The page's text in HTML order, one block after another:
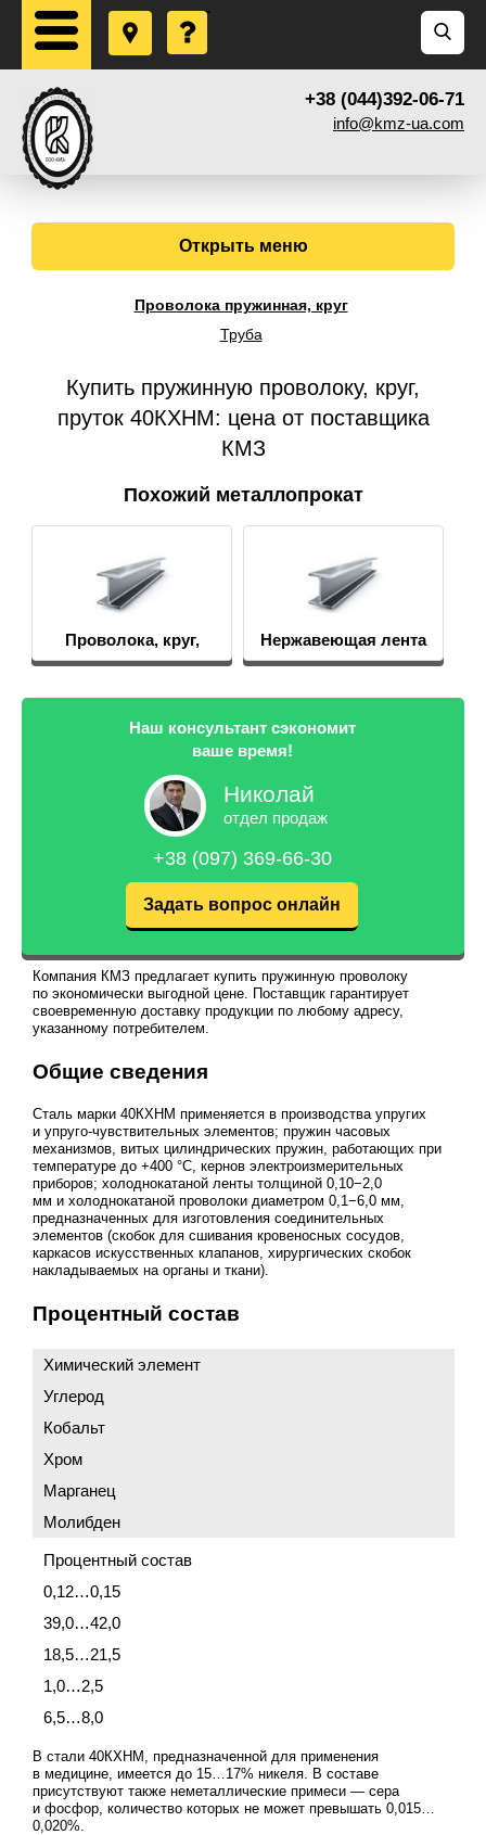
+38 (044)392-06-71
info@kmz-ua.com
Открыть меню
Проволока пружинная, круг
Труба
Купить пружинную проволоку, круг,
пруток 40КХНМ: цена от поставщика
КМЗ
Похожий металлопрокат
Проволока, круг,
пруток
Нержавеющая лента
Наш консультант сэкономит
ваше время!
Николай
отдел продаж
+38 (097) 369-66-30
Задать вопрос онлайн
Компания КМЗ предлагает купить пружинную проволоку
по экономически выгодной цене. Поставщик гарантирует
своевременную доставку продукции по любому адресу,
указанному потребителем.
Общие сведения
Сталь марки 40КХНМ применяется в производства упругих
и упруго-чувствительных элементов; пружин часовых
механизмов, витых цилиндрических пружин, работающих при
температуре до +400 °С, кернов электроизмерительных
приборов; холоднокатаной ленты толщиной 0,10−2,0
мм и холоднокатаной проволоки диаметром 0,1−6,0 мм,
предназначенных для изготовления соединительных
элементов (скобок для сшивания кровеносных сосудов,
каркасов искусственных клапанов, хирургических скобок
накладываемых на органы и ткани).
Процентный состав
Химический элемент
Углерод
Кобальт
Хром
Марганец
Молибден
Процентный состав
0,12…0,15
39,0…42,0
18,5…21,5
1,0…2,5
6,5…8,0
В стали 40КХНМ, предназначенной для применения
в медицине, имеется до 15…17% никеля. В составе
присутствуют также неметаллические примеси — сера
и фосфор, количество которых не может превышать 0,015…
0,020%.